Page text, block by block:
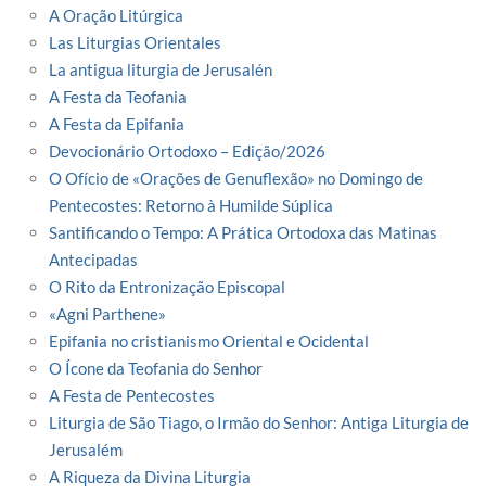
A Oração Litúrgica
Las Liturgias Orientales
La antigua liturgia de Jerusalén
A Festa da Teofania
A Festa da Epifania
Devocionário Ortodoxo – Edição/2026
O Ofício de «Orações de Genuflexão» no Domingo de
Pentecostes: Retorno à Humilde Súplica
Santificando o Tempo: A Prática Ortodoxa das Matinas
Antecipadas
O Rito da Entronização Episcopal
«Agni Parthene»
Epifania no cristianismo Oriental e Ocidental
O Ícone da Teofania do Senhor
A Festa de Pentecostes
Liturgia de São Tiago, o Irmão do Senhor: Antiga Liturgia de
Jerusalém
A Riqueza da Divina Liturgia